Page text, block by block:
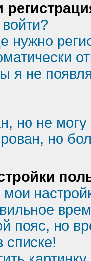
я не
но не могу
но
пояс, но
списке!